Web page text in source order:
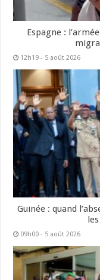
Espagne :
12h19 - 5 août 2026
Guinée : quand
09h00 - 5 août 2026